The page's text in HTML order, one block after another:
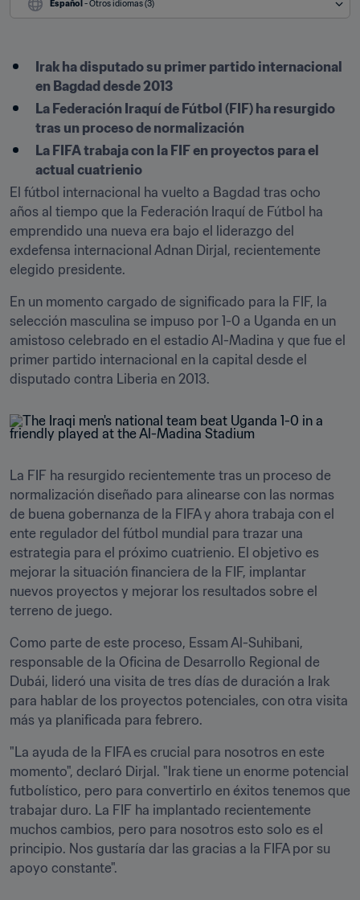
Español - Otros idiomas (3)
Irak ha disputado su primer partido internacional
en Bagdad desde 2013
La Federación Iraquí de Fútbol (FIF) ha resurgido
tras un proceso de normalización
La FIFA trabaja con la FIF en proyectos para el
actual cuatrienio
El fútbol internacional ha vuelto a Bagdad tras ocho
años al tiempo que la Federación Iraquí de Fútbol ha
emprendido una nueva era bajo el liderazgo del
exdefensa internacional Adnan Dirjal, recientemente
elegido presidente.
En un momento cargado de significado para la FIF, la
selección masculina se impuso por 1-0 a Uganda en un
amistoso celebrado en el estadio Al-Madina y que fue el
primer partido internacional en la capital desde el
disputado contra Liberia en 2013.
La FIF ha resurgido recientemente tras un proceso de
normalización diseñado para alinearse con las normas
de buena gobernanza de la FIFA y ahora trabaja con el
ente regulador del fútbol mundial para trazar una
estrategia para el próximo cuatrienio. El objetivo es
mejorar la situación financiera de la FIF, implantar
nuevos proyectos y mejorar los resultados sobre el
terreno de juego.
Como parte de este proceso, Essam Al-Suhibani,
responsable de la Oficina de Desarrollo Regional de
Dubái, lideró una visita de tres días de duración a Irak
para hablar de los proyectos potenciales, con otra visita
más ya planificada para febrero.
"La ayuda de la FIFA es crucial para nosotros en este
momento", declaró Dirjal. "Irak tiene un enorme potencial
futbolístico, pero para convertirlo en éxitos tenemos que
trabajar duro. La FIF ha implantado recientemente
muchos cambios, pero para nosotros esto solo es el
principio. Nos gustaría dar las gracias a la FIFA por su
apoyo constante".